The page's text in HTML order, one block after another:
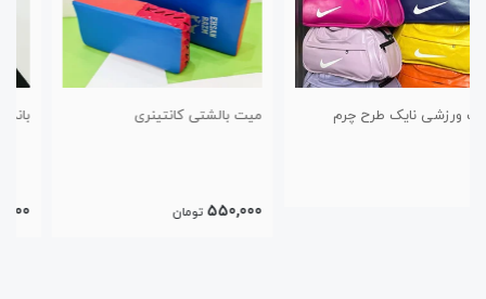
میت بالشتی کانتینری باند بوکس ۵ متری پاکستانی
300,000